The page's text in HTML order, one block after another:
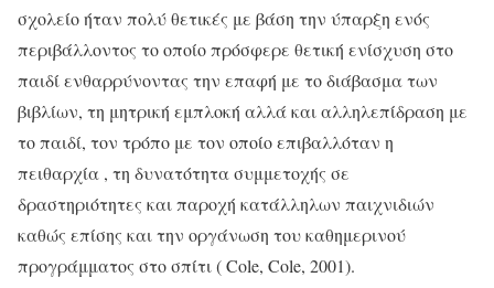
σχολείο ήταν πολύ θετικές με βάση την ύπαρξη ενός
περιβάλλοντος το οποίο πρόσφερε θετική ενίσχυση στο
παιδί ενθαρρύνοντας την επαφή με το διάβασμα των
βιβλίων, τη μητρική εμπλοκή αλλά και αλληλεπίδραση με
το παιδί, τον τρόπο με τον οποίο επιβαλλόταν η
πειθαρχία , τη δυνατότητα συμμετοχής σε
δραστηριότητες και παροχή κατάλληλων παιχνιδιών
καθώς επίσης και την οργάνωση του καθημερινού
προγράμματος στο σπίτι ( Cole, Cole, 2001).